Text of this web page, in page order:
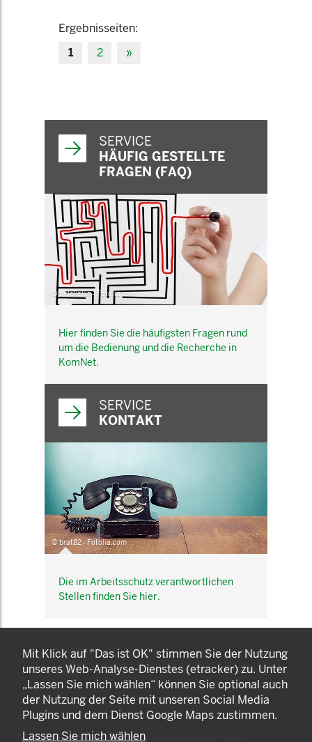
Ergebnisseiten:
1
2 »
SERVICE
HÄUFIG GESTELLTE
FRAGEN (FAQ)
© belekekin - Fotolia.com
Hier finden Sie die häufigsten Fragen rund
um die Bedienung und die Recherche in
KomNet.
SERVICE
KONTAKT
© brat82 - Fotolia.com
Die im Arbeitsschutz verantwortlichen
Stellen finden Sie hier.
KOMNET
GUT BERATEN. GESUND
ARBEITEN.
© 2025 LANDESAMT FÜR GESUNDHEIT UND
Mit Klick auf "Das ist OK" stimmen Sie der Nutzung
unseres Web-Analyse-Dienstes (etracker) zu. Unter
„Lassen Sie mich wählen“ können Sie optional auch
der Nutzung der Seite mit unseren Social Media
Plugins und dem Dienst Google Maps zustimmen.
Lassen Sie mich wählen